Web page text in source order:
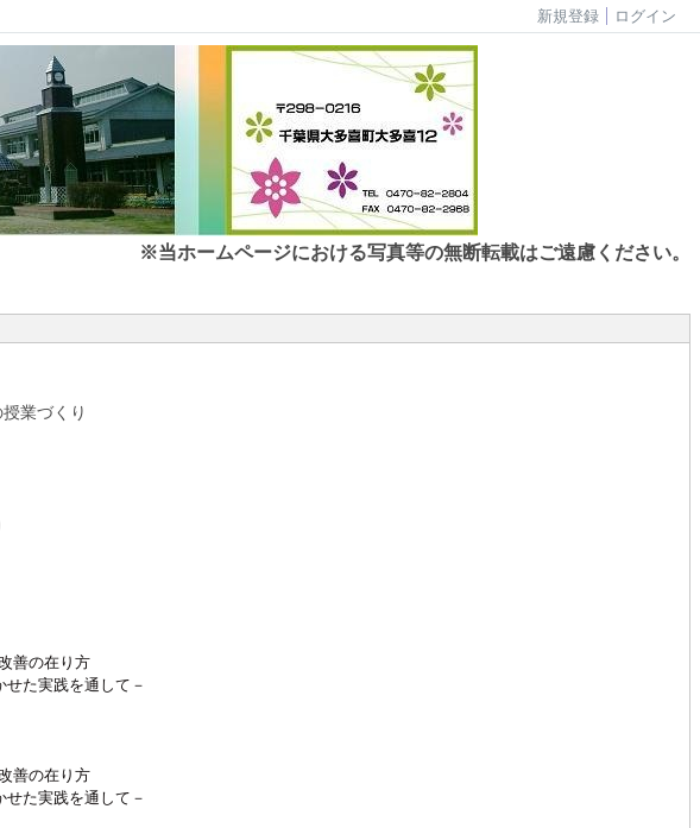
新規登録 ログイン
※当ホームページにおける写真等の無断転載はご遠慮ください。
業づくり
の在り方
た実践を通して－
の在り方
た実践を通して－